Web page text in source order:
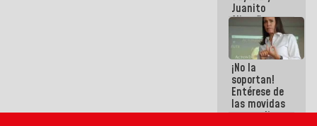
Juanito
Alimaña son
harina del
mismo
costal
¡No la
soportan!
Entérese de
las movidas
que realizan